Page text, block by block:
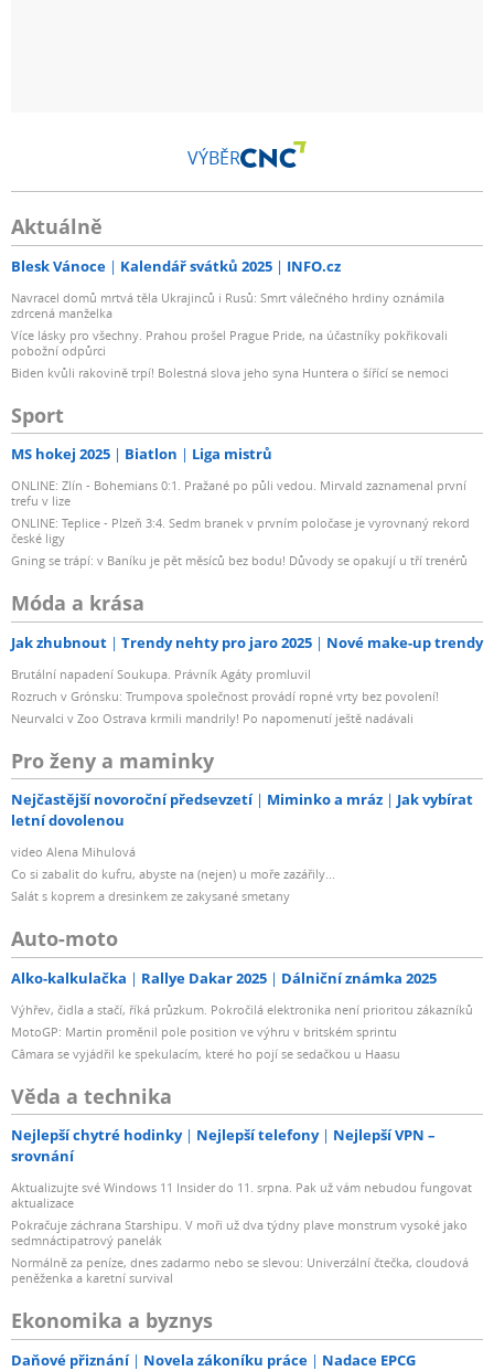
VÝBĚR
Aktuálně
Blesk Vánoce Kalendář svátků 2025 INFO.cz
Navracel domů mrtvá těla Ukrajinců i Rusů: Smrt válečného hrdiny oznámila
zdrcená manželka
Více lásky pro všechny. Prahou prošel Prague Pride, na účastníky pokřikovali
pobožní odpůrci
Biden kvůli rakovině trpí! Bolestná slova jeho syna Huntera o šířící se nemoci
Sport
MS hokej 2025 Biatlon Liga mistrů
ONLINE: Zlín - Bohemians 0:1. Pražané po půli vedou. Mirvald zaznamenal první
trefu v lize
ONLINE: Teplice - Plzeň 3:4. Sedm branek v prvním poločase je vyrovnaný rekord
české ligy
Gning se trápí: v Baníku je pět měsíců bez bodu! Důvody se opakují u tří trenérů
Móda a krása
Jak zhubnout Trendy nehty pro jaro 2025 Nové make-up trendy
Brutální napadení Soukupa. Právník Agáty promluvil
Rozruch v Grónsku: Trumpova společnost provádí ropné vrty bez povolení!
Neurvalci v Zoo Ostrava krmili mandrily! Po napomenutí ještě nadávali
Pro ženy a maminky
Nejčastější novoroční předsevzetí Miminko a mráz
Jak vybírat
letní dovolenou
video Alena Mihulová
Co si zabalit do kufru, abyste na (nejen) u moře zazářily...
Salát s koprem a dresinkem ze zakysané smetany
Auto-moto
Alko-kalkulačka Rallye Dakar 2025 Dálniční známka 2025
Výhřev, čidla a stačí, říká průzkum. Pokročilá elektronika není prioritou zákazníků
MotoGP: Martin proměnil pole position ve výhru v britském sprintu
Câmara se vyjádřil ke spekulacím, které ho pojí se sedačkou u Haasu
Věda a technika
Nejlepší chytré hodinky Nejlepší telefony
Nejlepší VPN –
srovnání
Aktualizujte své Windows 11 Insider do 11. srpna. Pak už vám nebudou fungovat
aktualizace
Pokračuje záchrana Starshipu. V moři už dva týdny plave monstrum vysoké jako
sedmnáctipatrový panelák
Normálně za peníze, dnes zadarmo nebo se slevou: Univerzální čtečka, cloudová
peněženka a karetní survival
Ekonomika a byznys
Daňové přiznání Novela zákoníku práce Nadace EPCG